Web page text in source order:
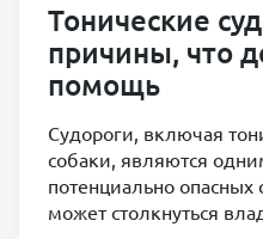
Тонические
причины, что
помощь
Судороги, включая
собаки, являются
потенциально опасных
может столкнуться